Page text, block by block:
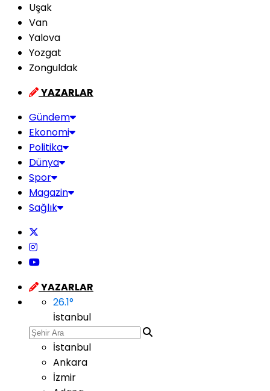
Uşak
Van
Yalova
Yozgat
Zonguldak
YAZARLAR
Gündem
Ekonomi
Politika
Dünya
Spor
Magazin
Sağlık
YAZARLAR
26.1°
İstanbul
İstanbul
Ankara
İzmir